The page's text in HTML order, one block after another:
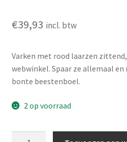
€39,93 incl. btw
Varken met rood laarzen
webwinkel. Spaar ze allemaal en
bonte beestenboel.
2 op voorraad